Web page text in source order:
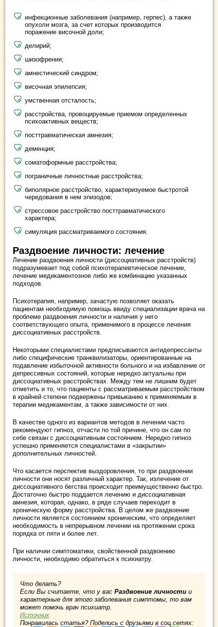
инфекционные заболевания (например, герпес), а также
опухоли мозга, за счет которых производится
поражение височной доли;
делирий;
шизофрения;
амнестический синдром;
височная эпилепсия;
умственная отсталость;
расстройства, провоцируемые приемом определенных
психоактивных веществ;
посттравматическая амнезия;
деменция;
соматоформные расстройства;
пограничные личностные расстройства;
биполярное расстройство, характеризуемое быстротой
чередования в нем эпизодов;
стрессовое расстройство посттравматического
характера;
симуляция рассматриваемого состояния.
Раздвоение личности: лечение
Лечение раздвоения личности (диссоциативных расстройств)
подразумевает под собой психотерапевтическое лечение,
лечение медикаментозное либо же комбинацию указанных
подходов.
Психотерапия, например, зачастую позволяет оказать
пациентам необходимую помощь ввиду специализации врача на
проблеме раздвоения личности и наличия у него
соответствующего опыта, применимого в процессе лечения
диссоциативных расстройств.
Некоторыми специалистами предписываются антидепрессанты
либо специфические транквилизаторы, ориентированные на
подавление избыточной активности больного и на избавление от
депрессивных состояний, которые нередко актуальны при
диссоциативных расстройствах. Между тем не лишним будет
отметить и то, что пациенты с рассматриваемым расстройством
в крайней степени подвержены привыканию к применяемым в
терапии медикаментам, а также зависимости от них.
В качестве одного из вариантов методов в лечении часто
рекомендуют гипноз, отчасти по той причине, что он сам по
себе связан с диссоциативным состоянием. Нередко гипноз
успешно применяется специалистами в «закрытии»
дополнительных личностей.
Что касается перспектив выздоровления, то при раздвоении
личности они носят различный характер. Так, излечение от
диссоциативного бегства происходит преимущественно быстро.
Достаточно быстро поддается лечению и диссоциативная
амнезия, которая, однако, в ряде случаев переходит в
хроническую форму расстройства. В целом же раздвоение
личности является состоянием хроническим, что определяет
необходимость в непрерывном лечении на протяжении срока
порядка от пяти и более лет.
При наличии симптоматики, свойственной раздвоению
личности, необходимо обратиться к психиатру.
Что делать?
Если Вы считаете, что у вас Раздвоение личности и
характерные для этого заболевания симптомы, то вам
может помочь врач психиатр.
Источник
Понравилась статья? Поделись с друзьями в соц.сетях: